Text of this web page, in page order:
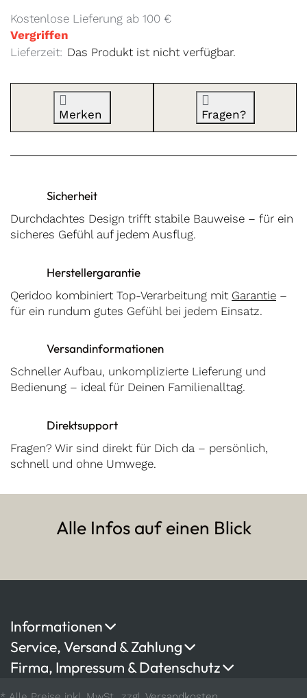
Kostenlose Lieferung ab 100 €
Vergriffen
Lieferzeit: Das Produkt ist nicht verfügbar.
Merken Fragen?
Sicherheit
Durchdachtes Design trifft stabile Bauweise – für ein
sicheres Gefühl auf jedem Ausflug.
Herstellergarantie
Qeridoo kombiniert Top-Verarbeitung mit Garantie –
für ein rundum gutes Gefühl bei jedem Einsatz.
Versandinformationen
Schneller Aufbau, unkomplizierte Lieferung und
Bedienung – ideal für Deinen Familienalltag.
Direktsupport
Fragen? Wir sind direkt für Dich da – persönlich,
schnell und ohne Umwege.
Alle Infos auf einen Blick
Informationen
Service, Versand & Zahlung
Firma, Impressum & Datenschutz